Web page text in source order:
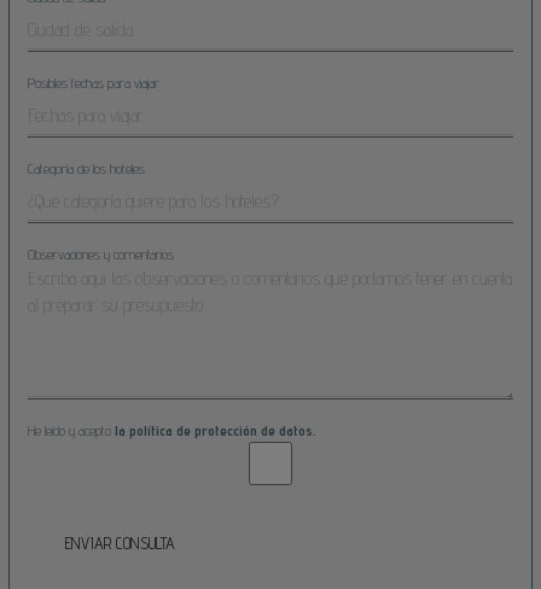
Posibles fechas para viajar
Categoría de los hoteles
Observaciones y comentarios
He leído y acepto la política de protección de datos.
ENVIAR CONSULTA